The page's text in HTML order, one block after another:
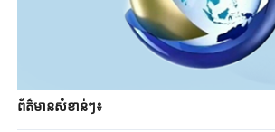
ព័ត៌មាន​សំខាន់​ៗ៖